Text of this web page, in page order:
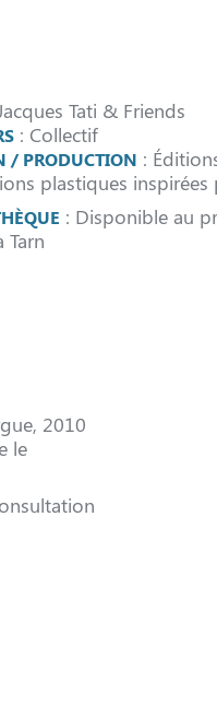
Tati & Friends
: Collectif
/ PRODUCTION :
plastiques
: Disponible au
Tarn
2010
le